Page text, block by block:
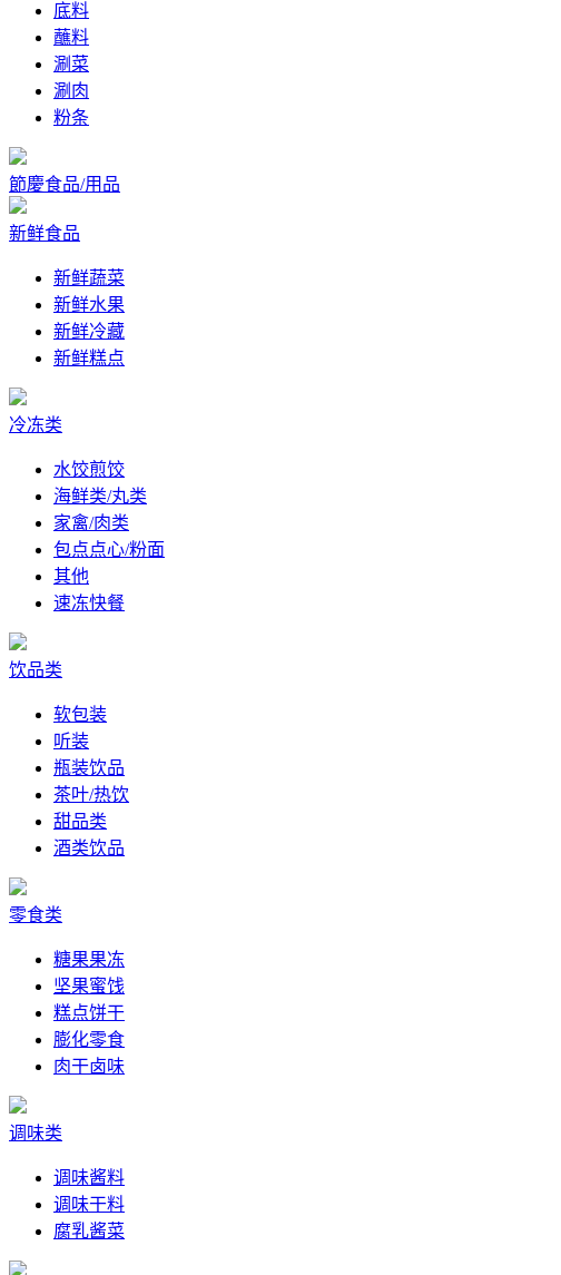
底料
蘸料
涮菜
涮肉
粉条
節慶食品/用品
新鲜食品
新鲜蔬菜
新鲜水果
新鲜冷藏
新鲜糕点
冷冻类
水饺煎饺
海鲜类/丸类
家禽/肉类
包点点心/粉面
其他
速冻快餐
饮品类
软包装
听装
瓶装饮品
茶叶/热饮
甜品类
酒类饮品
零食类
糖果果冻
坚果蜜饯
糕点饼干
膨化零食
肉干卤味
调味类
调味酱料
调味干料
腐乳酱菜